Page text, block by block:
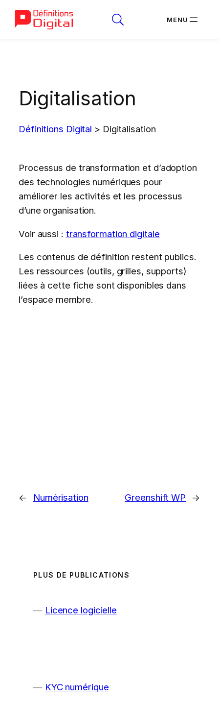
Digitalisation
Définitions Digital > Digitalisation
Processus de transformation et d’adoption
des technologies numériques pour
améliorer les activités et les processus
d’une organisation.
Voir aussi : transformation digitale
Les contenus de définition restent publics.
Les ressources (outils, grilles, supports)
liées à cette fiche sont disponibles dans
l’espace membre.
← Numérisation Greenshift WP →
PLUS DE PUBLICATIONS
Licence logicielle
KYC numérique